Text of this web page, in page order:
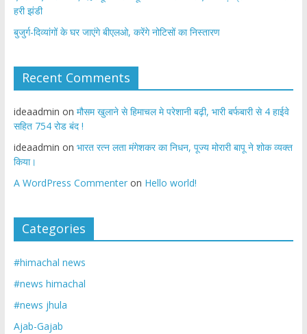
हरी झंडी
बुजुर्ग-दिव्यांगों के घर जाएंगे बीएलओ, करेंगे नोटिसों का निस्तारण
Recent Comments
ideaadmin on मौसम खुलाने से हिमाचल मे परेशानी बढ़ी, भारी बर्फबारी से 4 हाईवे
सहित 754 रोड बंद !
ideaadmin on भारत रत्न लता मंगेशकर का निधन, पूज्य मोरारी बापू ने शोक व्यक्त
किया।
A WordPress Commenteron Hello world!
Categories
#himachal news
#news himachal
#news jhula
Ajab-Gajab